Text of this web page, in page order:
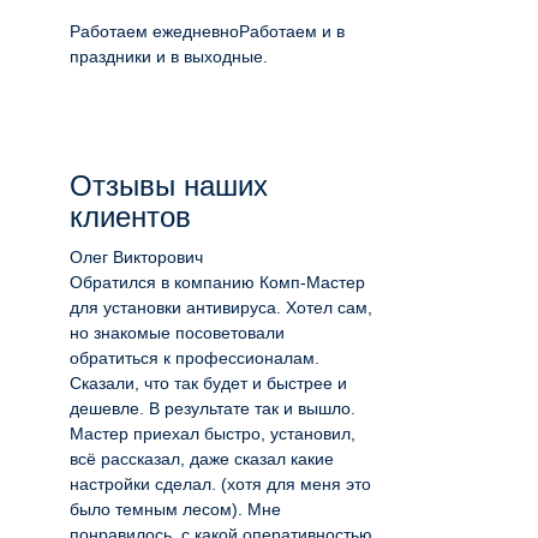
Работаем ежедневноРаботаем и в
праздники и в выходные.
Отзывы наших
клиентов
Олег Викторович
Обратился в компанию Комп-Мастер
для установки антивируса. Хотел сам,
но знакомые посоветовали
обратиться к профессионалам.
Сказали, что так будет и быстрее и
дешевле. В результате так и вышло.
Мастер приехал быстро, установил,
всё рассказал, даже сказал какие
настройки сделал. (хотя для меня это
было темным лесом). Мне